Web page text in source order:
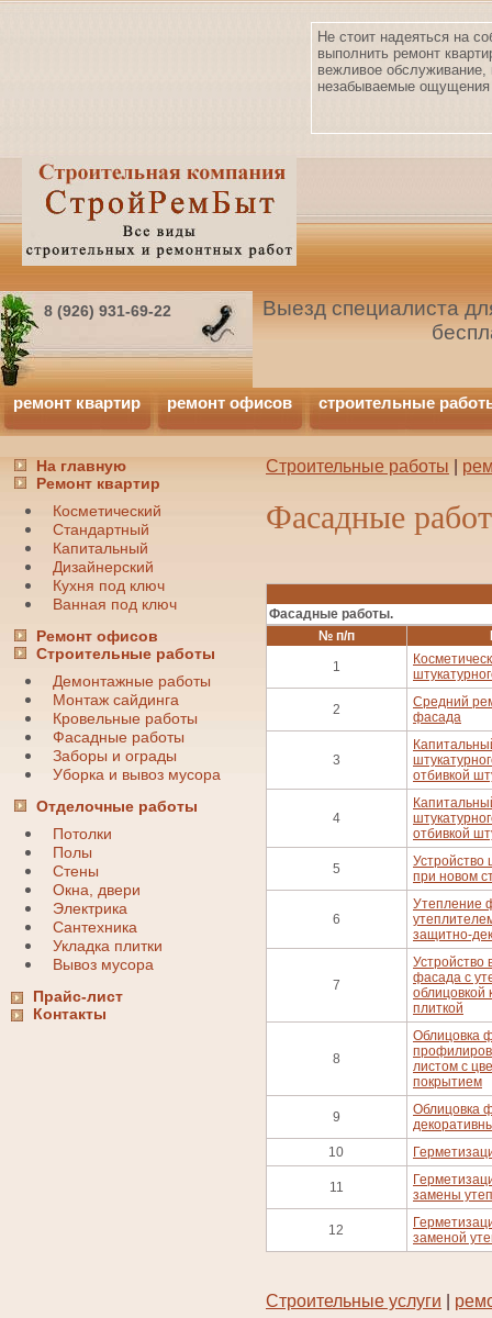
Не стоит надеяться на
выполнить ремонт
вежливое обслуживание,
незабываемые ощущения
8 (926) 931-69-22
Выезд специалиста
ремонт квартир ремонт офисов строительные
На главную
Ремонт квартир
Косметический
Стандартный
Капитальный
Дизайнерский
Кухня под ключ
Ванная под ключ
Ремонт офисов
Строительные работы
Демонтажные работы
Монтаж сайдинга
Кровельные работы
Фасадные работы
Заборы и ограды
Уборка и вывоз мусора
Отделочные работы
Потолки
Полы
Стены
Окна, двери
Электрика
Сантехника
Укладка плитки
Вывоз мусора
Прайс-лист
Контакты
Строительные работы
Фасадные
Фасадные работы.
№ п/п
1
2
Средний
фасада
3
отбивкой
4
отбивкой
5
Устройство
при новом
6
Утепление
защитно-
7
Устройство
фасада с
облицовкой
плиткой
8
Облицовка
листом с
покрытием
9
Облицовка
10
11
замены
12
заменой
Строительные услуги